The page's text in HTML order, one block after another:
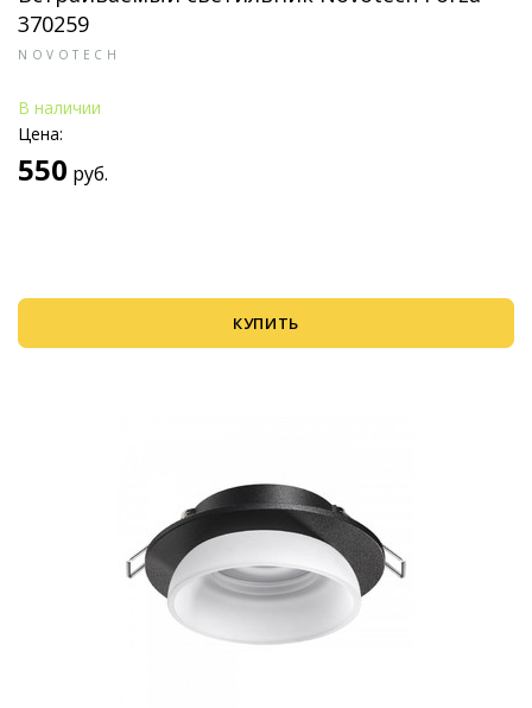
370259
NOVOTECH
В наличии
Цена:
550 руб.
КУПИТЬ